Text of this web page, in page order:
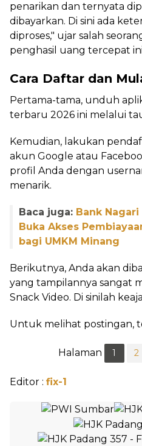
penarikan dan ternyata
dibayarkan. Di sini ada
diproses," ujar salah
penghasil uang tercepat
Cara Daftar dan
Pertama-tama, unduh
terbaru 2026 ini melalui
Kemudian, lakukan
akun Google atau
profil Anda dengan
menarik.
Baca juga: Bank
Buka Akses
bagi UMKM Minang
Berikutnya, Anda akan
yang tampilannya sangat
Snack Video. Di sinilah
Untuk melihat postingan,
Halaman 1 2
Editor : fix-1